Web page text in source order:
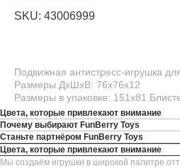
SKU: 43006999
Подвижная антистресс-игрушка
Размеры ДхШхВ: 76х76х12
Размеры в упаковке: 151х81
Цвета, которые привлекают внимание
Почему выбирают FunBerry Toys
Станьте партнёром FunBerry Toys
Цвета, которые привлекают внимание
Мы создаём игрушки в широкой палитре